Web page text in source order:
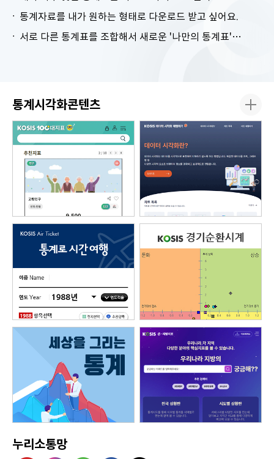
통계자료를 내가 원하는 형태로 다운로드 받고 싶어요.
서로 다른 통계표를 조합해서 새로운 '나만의 통계표'를 만들고 싶어요.
통계시각화콘텐츠
누리소통망